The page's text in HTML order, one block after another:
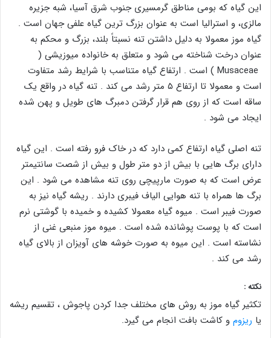
این گیاه که بومی مناطق گرمسیری جنوب شرق آسیا، شبه‌ جزیره
مالزی، و استرالیا است به عنوان بزرگ ترین گیاه علفی جهان است .
گیاه موز معمولا به دلیل داشتن تنه نسبتاً بلند، بزرگ و محکم به
عنوان درخت شناخته می شود و متعلق به خانواده میوزیشی (
Musaceae ) است . ارتفاع گیاه متناسب با شرایط رشد متفاوت
است و معمولا تا ارتفاع ۵ متر رشد می کند . تنه گیاه در واقع یک
ساقه است که از روی هم قرار گرفتن دمبرگ های طویل و پهن شده
ایجاد می شود .
تنه اصلی گیاه ارتفاع کمی دارد که در خاک فرو رفته است . این گیاه
دارای برگ هایی با بیش از دو متر طول و بیش از شصت سانتیمتر
عرض است که به صورت مارپیچی روی تنه مشاهده می شود . این
برگ ها همراه با تنه هوایی الیاف فیبری دارند . ریشه گیاه نیز به
صورت فیبر است . میوه گیاه معمولا کشیده و خمیده با گوشتی نرم
است که با پوست پوشانده شده است . میوه موز منبعی غنی از
نشاسته است . این میوه به صورت خوشه های آویزان از بالای گیاه
رشد می کند .
نکته :
تکثیر گیاه موز به روش های مختلف جدا کردن پاجوش ، تقسیم ریشه
یا ریزوم و کاشت بافت انجام می گیرد.